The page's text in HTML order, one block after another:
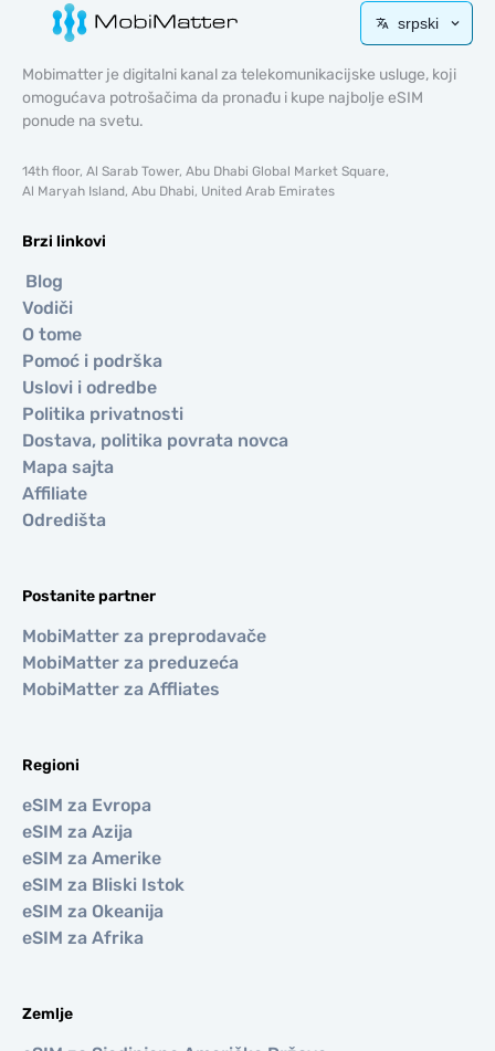
srpski
Mobimatter je digitalni kanal za telekomunikacijske usluge, koji
omogućava potrošačima da pronađu i kupe najbolje eSIM
ponude na svetu.
14th floor, Al Sarab Tower, Abu Dhabi Global Market Square,
Al Maryah Island, Abu Dhabi, United Arab Emirates
Brzi linkovi
Blog
Vodiči
O tome
Pomoć i podrška
Uslovi i odredbe
Politika privatnosti
Dostava, politika povrata novca
Mapa sajta
Affiliate
Odredišta
Postanite partner
MobiMatter za preprodavače
MobiMatter za preduzeća
MobiMatter za Affliates
Regioni
eSIM za Evropa
eSIM za Azija
eSIM za Amerike
eSIM za Bliski Istok
eSIM za Okeanija
eSIM za Afrika
Zemlje